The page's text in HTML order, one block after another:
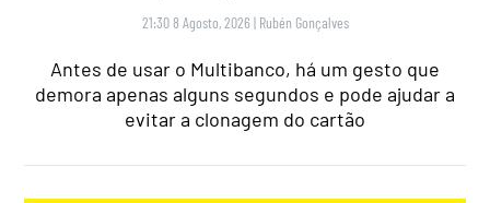
21:30 8 Agosto, 2026 | Rubén Gonçalves
Antes de usar o Multibanco, há um gesto que
demora apenas alguns segundos e pode ajudar a
evitar a clonagem do cartão